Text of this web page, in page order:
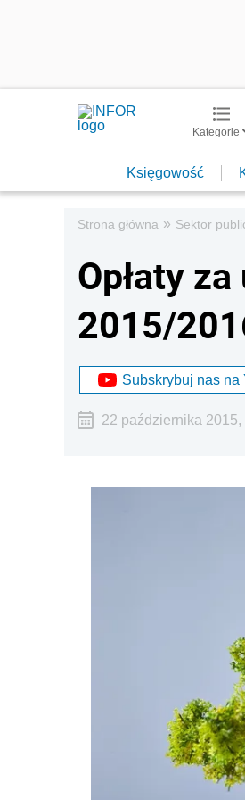
Kategorie
Księgowość
Strona główna » Sektor
Opłaty
2015/
Subskrybuj nas na
22 października 2015,